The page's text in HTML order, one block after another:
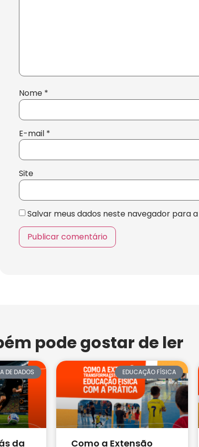
Nome *
E-mail *
Site
Salvar meus dados neste navegador para
pode gostar de ler
DE DADOS
da
EDUCAÇÃO FÍSICA
Como a Extensão